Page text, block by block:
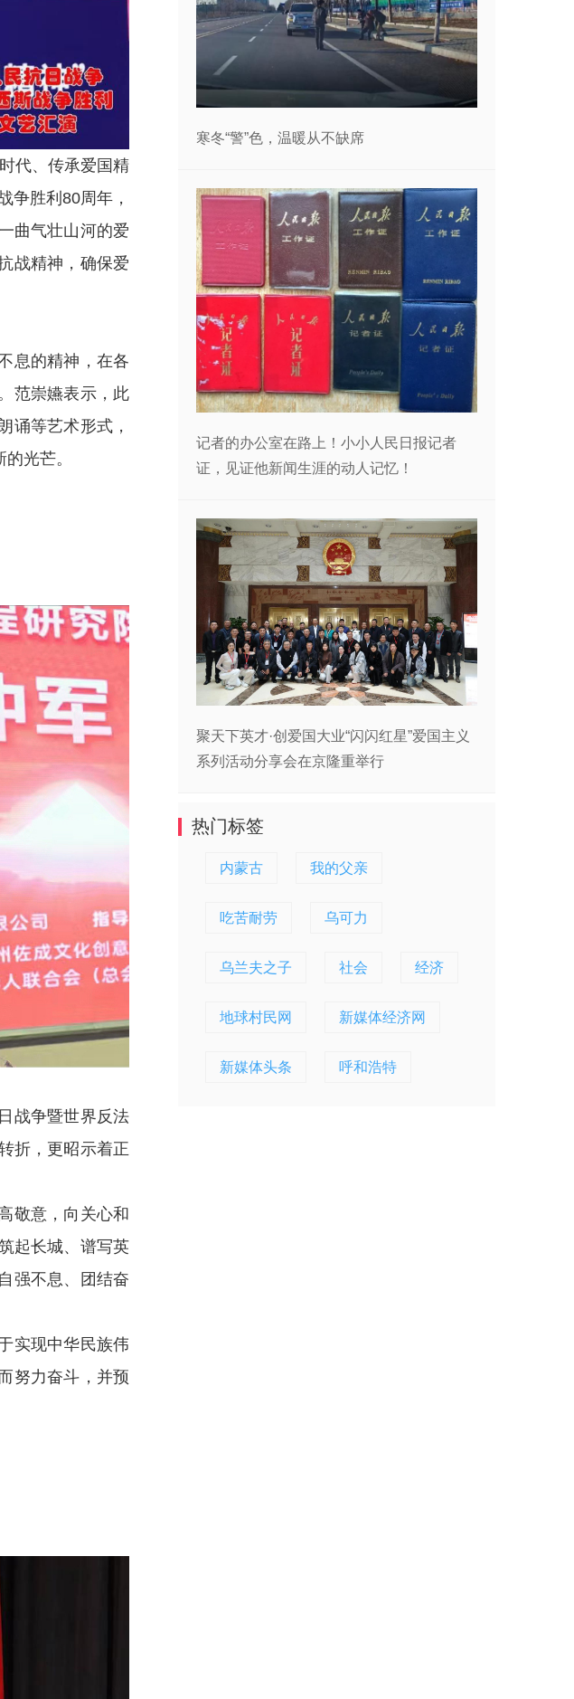
代、传承爱国精
争胜利80周年，
曲气壮山河的爱
战精神，确保爱
息的精神，在各
范崇嬿表示，此
诵等艺术形式，
光芒。
战争暨世界反法
折，更昭示着正
敬意，向关心和
起长城、谱写英
强不息、团结奋
实现中华民族伟
努力奋斗，并预
寒冬“警”色，温暖从不缺席
记者的办公室在路上！小小人民日报记者
证，见证他新闻生涯的动人记忆！
聚天下英才·创爱国大业“闪闪红星”爱国主义
系列活动分享会在京隆重举行
热门标签
内蒙古 我的父亲
吃苦耐劳 乌可力
乌兰夫之子 社会 经济
地球村民网 新媒体经济网
新媒体头条 呼和浩特